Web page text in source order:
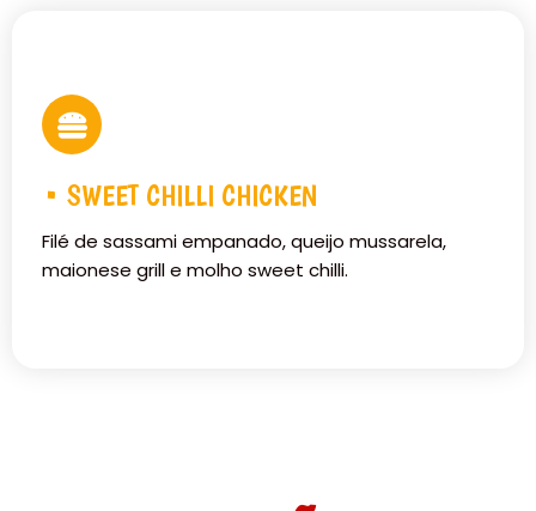
• SWEET CHILLI CHICKEN
Filé de sassami empanado, queijo mussarela,
maionese grill e molho sweet chilli.